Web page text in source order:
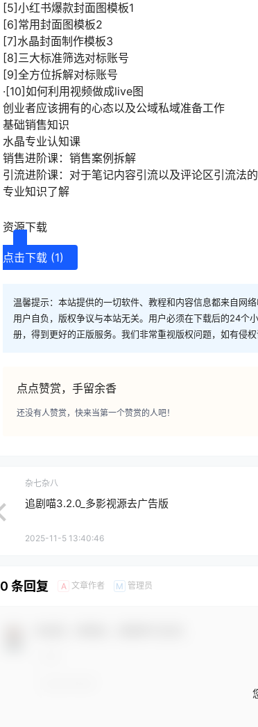
[5]小红书爆款封面图模板1
[6]常用封面图模板2
[7]水晶封面制作模板3
[8]三大标准筛选对标账号
[9]全方位拆解对标账号
·[10]如何利用视频做成live图
创业者应该拥有的心态以及公域私域准备工作
基础销售知识
水晶专业认知课
销售进阶课：销售案例拆解
引流进阶课：对于笔记内容引流以及评论区引流法
专业知识了解
资源下载
点击下载 (1)
温馨提示：本站提供的一切软件、教程和内容信息都来自网
用户自负，版权争议与本站无关。用户必须在下载后的24个
册，得到更好的正版服务。我们非常重视版权问题，如有侵
点点赞赏，手留余香
还没有人赞赏，快来当第一个赞赏的人吧！
杂七杂八
追剧喵3.2.0_多影视源去广告版
2025-11-5 13:40:46
0 条回复 A 文章作者 M 管理员